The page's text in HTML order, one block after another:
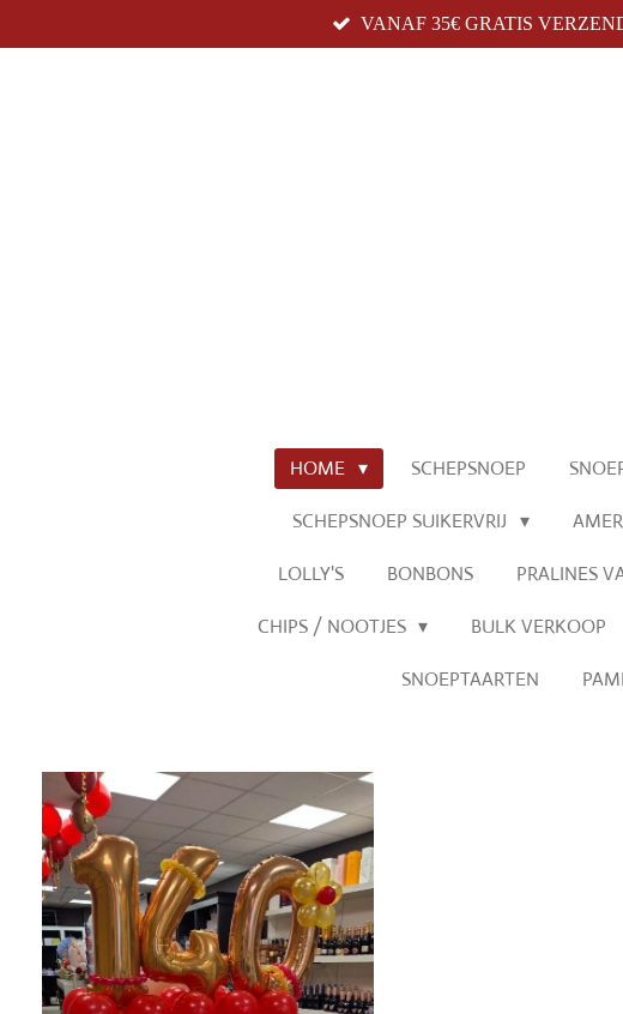
direct
VANAF 35€ GRATIS
HOME SCHEPSNOEP
SCHEPSNOEP SUIKERVRIJ
LOLLY'S BONBONS PRALINES
CHIPS / NOOTJES BULK VERKOOP
SNOEPTAARTEN